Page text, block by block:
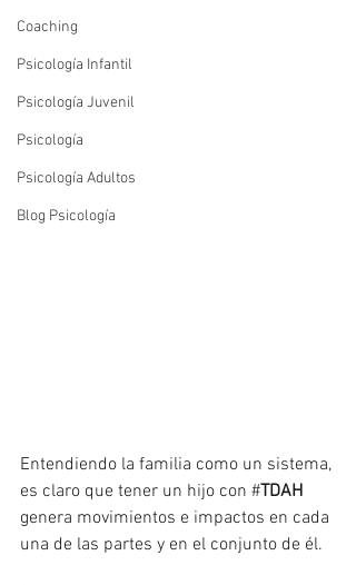
Coaching
Psicología Infantil
Psicología Juvenil
Psicología
Psicología Adultos
Blog Psicología
Entendiendo la familia como un sistema,
es claro que tener un hijo con #TDAH
genera movimientos e impactos en cada
una de las partes y en el conjunto de él.